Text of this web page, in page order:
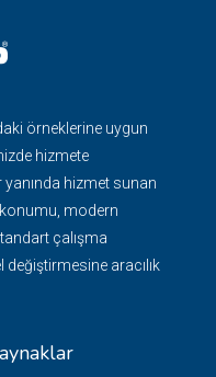
örneklerine uygun
hizmete
hizmet sunan
modern
çalışma
değiştirmesine aracılık